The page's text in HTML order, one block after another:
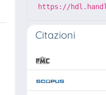
https://
Citazioni